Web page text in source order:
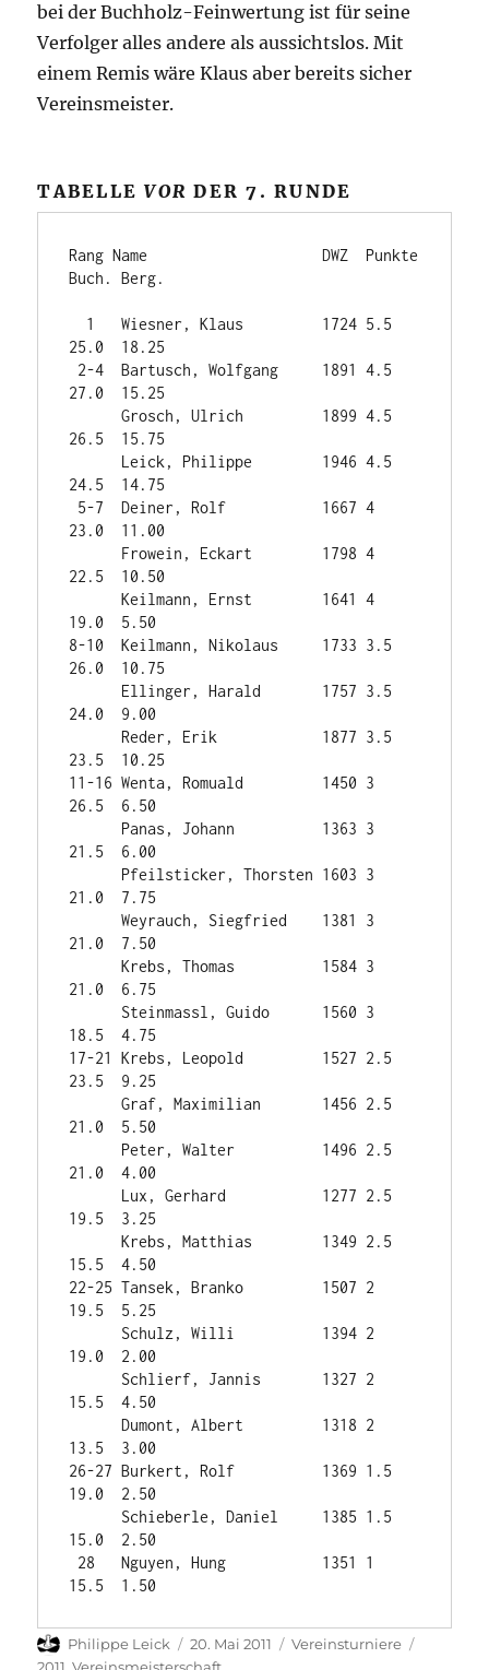
bei der Buchholz-Feinwertung ist für seine
Verfolger alles andere als aussichtslos. Mit
einem Remis wäre Klaus aber bereits sicher
Vereinsmeister.
TABELLEVOR DER 7. RUNDE
Rang Name                    DWZ  Punkte
Buch. Berg.
25.0  18.25
27.0  15.25
      Grosch, Ulrich         1899 4.5
26.5  15.75
24.5  14.75
23.0  11.00
22.5  10.50
      Keilmann, Ernst        1641 4
19.0  5.50
8-10  Keilmann, Nikolaus     1733 3.5
26.0  10.75
24.0  9.00
      Reder, Erik            1877 3.5
23.5  10.25
11-16 Wenta, Romuald         1450 3
26.5  6.50
21.5  6.00
21.0  7.75
      Weyrauch, Siegfried    1381 3
21.0  7.50
      Krebs, Thomas          1584 3
21.0  6.75
18.5  4.75
17-21 Krebs, Leopold         1527 2.5
23.5  9.25
      Graf, Maximilian       1456 2.5
21.0  5.50
21.0  4.00
19.5  3.25
      Krebs, Matthias        1349 2.5
15.5  4.50
22-25 Tansek, Branko         1507 2
19.5  5.25
19.0  2.00
15.5  4.50
      Dumont, Albert         1318 2
13.5  3.00
26-27 Burkert, Rolf          1369 1.5
19.0  2.50
15.0  2.50
15.5  1.50
Autor
Philippe Leick
Veröffentlicht
am
20. Mai 2011 Kategorien
Vereinsturniere